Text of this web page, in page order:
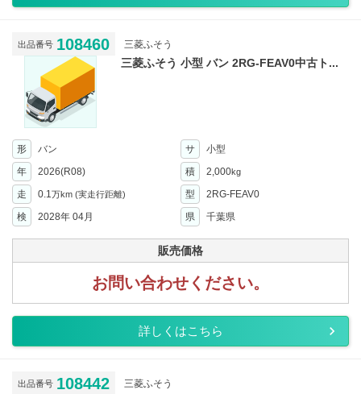
出品番号 108460 三菱ふそう
三菱ふそう 小型 バン 2RG-FEAV0中古ト...
形 バン サ
小型
年
2026(R08) 積 2,000kg
走 0.1万km (実走行距離) 型
2RG-FEAV0
検
2028年 04月 県 千葉県
販売価格
お問い合わせください。
詳しくはこちら
出品番号 108442 三菱ふそう